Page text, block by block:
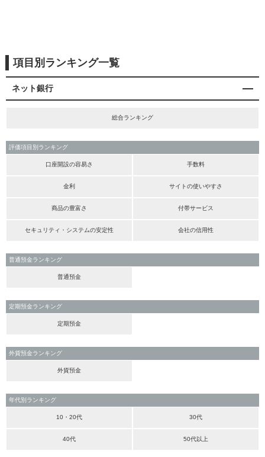
項目別ランキング一覧
ネット銀行
総合ランキング
評価項目別ランキング
口座開設の容易さ 手数料
金利 サイトの使いやすさ
商品の豊富さ 付帯サービス
セキュリティ・システムの安定性 会社の信用性
普通預金ランキング
普通預金
定期預金ランキング
定期預金
外貨預金ランキング
外貨預金
年代別ランキング
10・20代 30代
40代 50代以上